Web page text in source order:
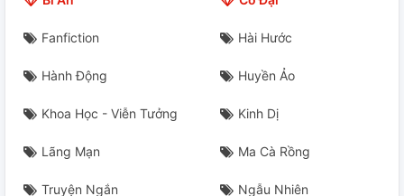
Fanfiction Hài Hước
Hành Động Huyền Ảo
Khoa Học - Viễn Tưởng Kinh Dị
Lãng Mạn Ma Cà Rồng
Truyện Ngắn Ngẫu Nhiên